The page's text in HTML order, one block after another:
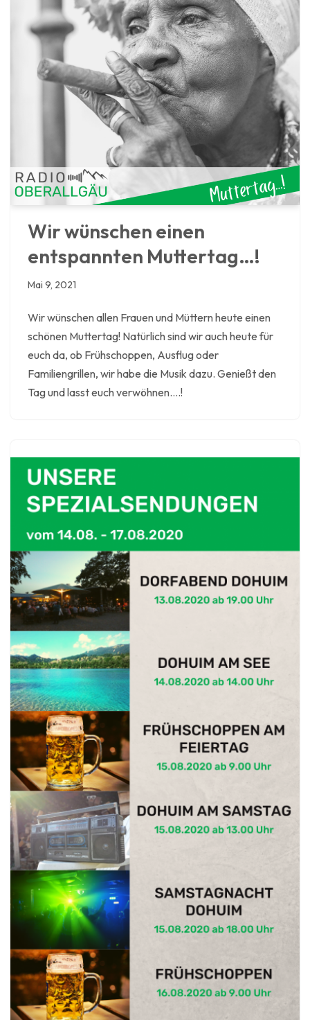
Wir wünschen einen
entspannten Muttertag…!
Mai 9, 2021
Wir wünschen allen Frauen und Müttern heute einen
schönen Muttertag! Natürlich sind wir auch heute für
euch da, ob Frühschoppen, Ausflug oder
Familiengrillen, wir habe die Musik dazu. Genießt den
Tag und lasst euch verwöhnen….!